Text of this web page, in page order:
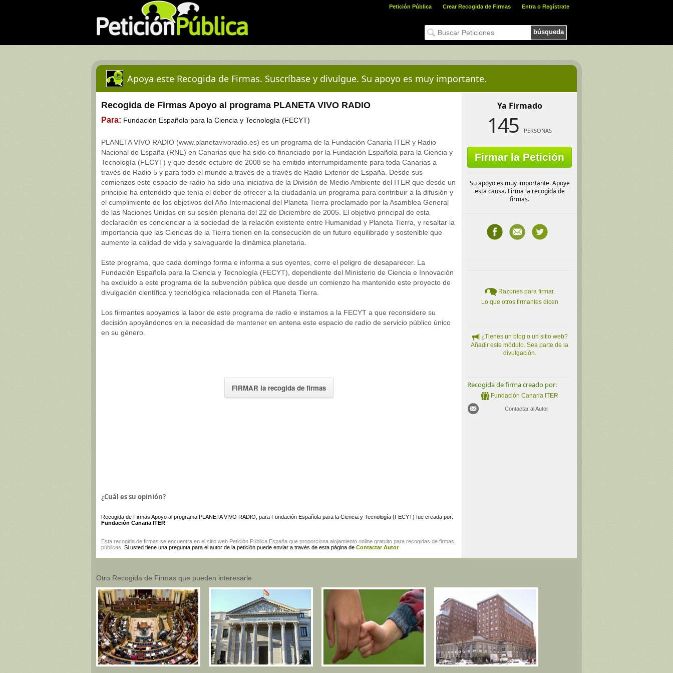
Petición Pública Crear Recogida de Firmas Entra o Regístrate
búsqueda
Apoya este Recogida de Firmas. Suscríbase y divulgue. Su apoyo es muy importante.
Recogida de Firmas Apoyo al programa PLANETA VIVO RADIO
Para: Fundación Española para la Ciencia y Tecnología (FECYT)
PLANETA VIVO RADIO (www.planetavivoradio.es) es un programa de la Fundación Canaria ITER y Radio
Nacional de España (RNE) en Canarias que ha sido co-financiado por la Fundación Española para la Ciencia y
Tecnología (FECYT) y que desde octubre de 2008 se ha emitido interrumpidamente para toda Canarias a
través de Radio 5 y para todo el mundo a través de a través de Radio Exterior de España. Desde sus
comienzos este espacio de radio ha sido una iniciativa de la División de Medio Ambiente del ITER que desde un
principio ha entendido que tenía el deber de ofrecer a la ciudadanía un programa para contribuir a la difusión y
el cumplimiento de los objetivos del Año Internacional del Planeta Tierra proclamado por la Asamblea General
de las Naciones Unidas en su sesión plenaria del 22 de Diciembre de 2005. El objetivo principal de esta
declaración es concienciar a la sociedad de la relación existente entre Humanidad y Planeta Tierra, y resaltar la
importancia que las Ciencias de la Tierra tienen en la consecución de un futuro equilibrado y sostenible que
aumente la calidad de vida y salvaguarde la dinámica planetaria.
Este programa, que cada domingo forma e informa a sus oyentes, corre el peligro de desaparecer. La
Fundación Española para la Ciencia y Tecnología (FECYT), dependiente del Ministerio de Ciencia e Innovación
ha excluido a este programa de la subvención pública que desde un comienzo ha mantenido este proyecto de
divulgación científica y tecnológica relacionada con el Planeta Tierra.
Los firmantes apoyamos la labor de este programa de radio e instamos a la FECYT a que reconsidere su
decisión apoyándonos en la necesidad de mantener en antena este espacio de radio de servicio público único
en su género.
FIRMAR la recogida de firmas
¿Cuál es su opinión?
Recogida de Firmas Apoyo al programa PLANETA VIVO RADIO , para Fundación Española para la Ciencia y Tecnología (FECYT) fue creada por:
Fundación Canaria ITER
Esta recogida de firmas se encuentra en el sitio web Petición Pública España que proporciona alojamiento online gratuito para recogidas de firmas
públicas. Si usted tiene una pregunta para el autor de la petición puede enviar a través de esta página de Contactar Autor
Ya Firmado
145 PERSONAS
Firmar la Petición
Su apoyo es muy importante. Apoye
esta causa. Firma la recogida de
firmas.
Razones para firmar.
Lo que otros firmantes dicen
¿Tienes un blog o un sitio web?
Añadir este módulo. Sea parte de la
divulgación.
Recogida de firma creado por:
Fundación Canaria ITER
Contactar al Autor
Otro Recogida de Firmas que pueden interesarle